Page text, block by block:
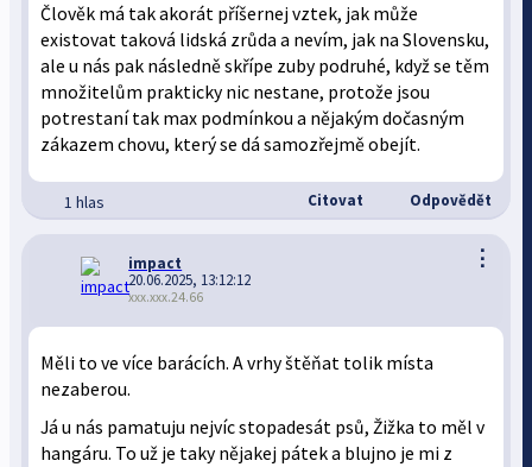
Člověk má tak akorát příšernej vztek, jak může
existovat taková lidská zrůda a nevím, jak na Slovensku,
ale u nás pak následně skřípe zuby podruhé, když se těm
množitelům prakticky nic nestane, protože jsou
potrestaní tak max podmínkou a nějakým dočasným
zákazem chovu, který se dá samozřejmě obejít.
1 hlas Citovat Odpovědět
⋮
impact
20.06.2025, 13:12:12
xxx.xxx.24.66
Měli to ve více barácích. A vrhy štěňat tolik místa
nezaberou.
Já u nás pamatuju nejvíc stopadesát psů, Žižka to měl v
hangáru. To už je taky nějakej pátek a blujno je mi z